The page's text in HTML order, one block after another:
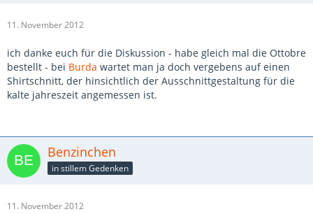
11. November 2012
ich danke euch für die Diskussion - habe gleich mal die Ottobre
bestellt - bei Burda wartet man ja doch vergebens auf einen
Shirtschnitt, der hinsichtlich der Ausschnittgestaltung für die
kalte jahreszeit angemessen ist.
Benzinchen
in stillem Gedenken
11. November 2012